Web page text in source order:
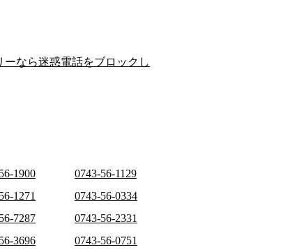
なら迷惑電話をブロックし
1900
0743-56-1129
1271
0743-56-0334
7287
0743-56-2331
3696
0743-56-0751